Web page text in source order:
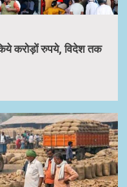
करोड़ों रुपये, विदेश तक